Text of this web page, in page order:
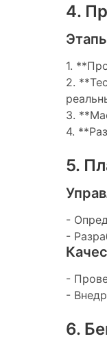
4.
1.
2.
3.
4.
5.
-
-
-
-
6.